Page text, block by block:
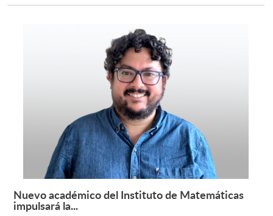
Leer más +
Nuevo académico del Instituto de Matemáticas
impulsará la...